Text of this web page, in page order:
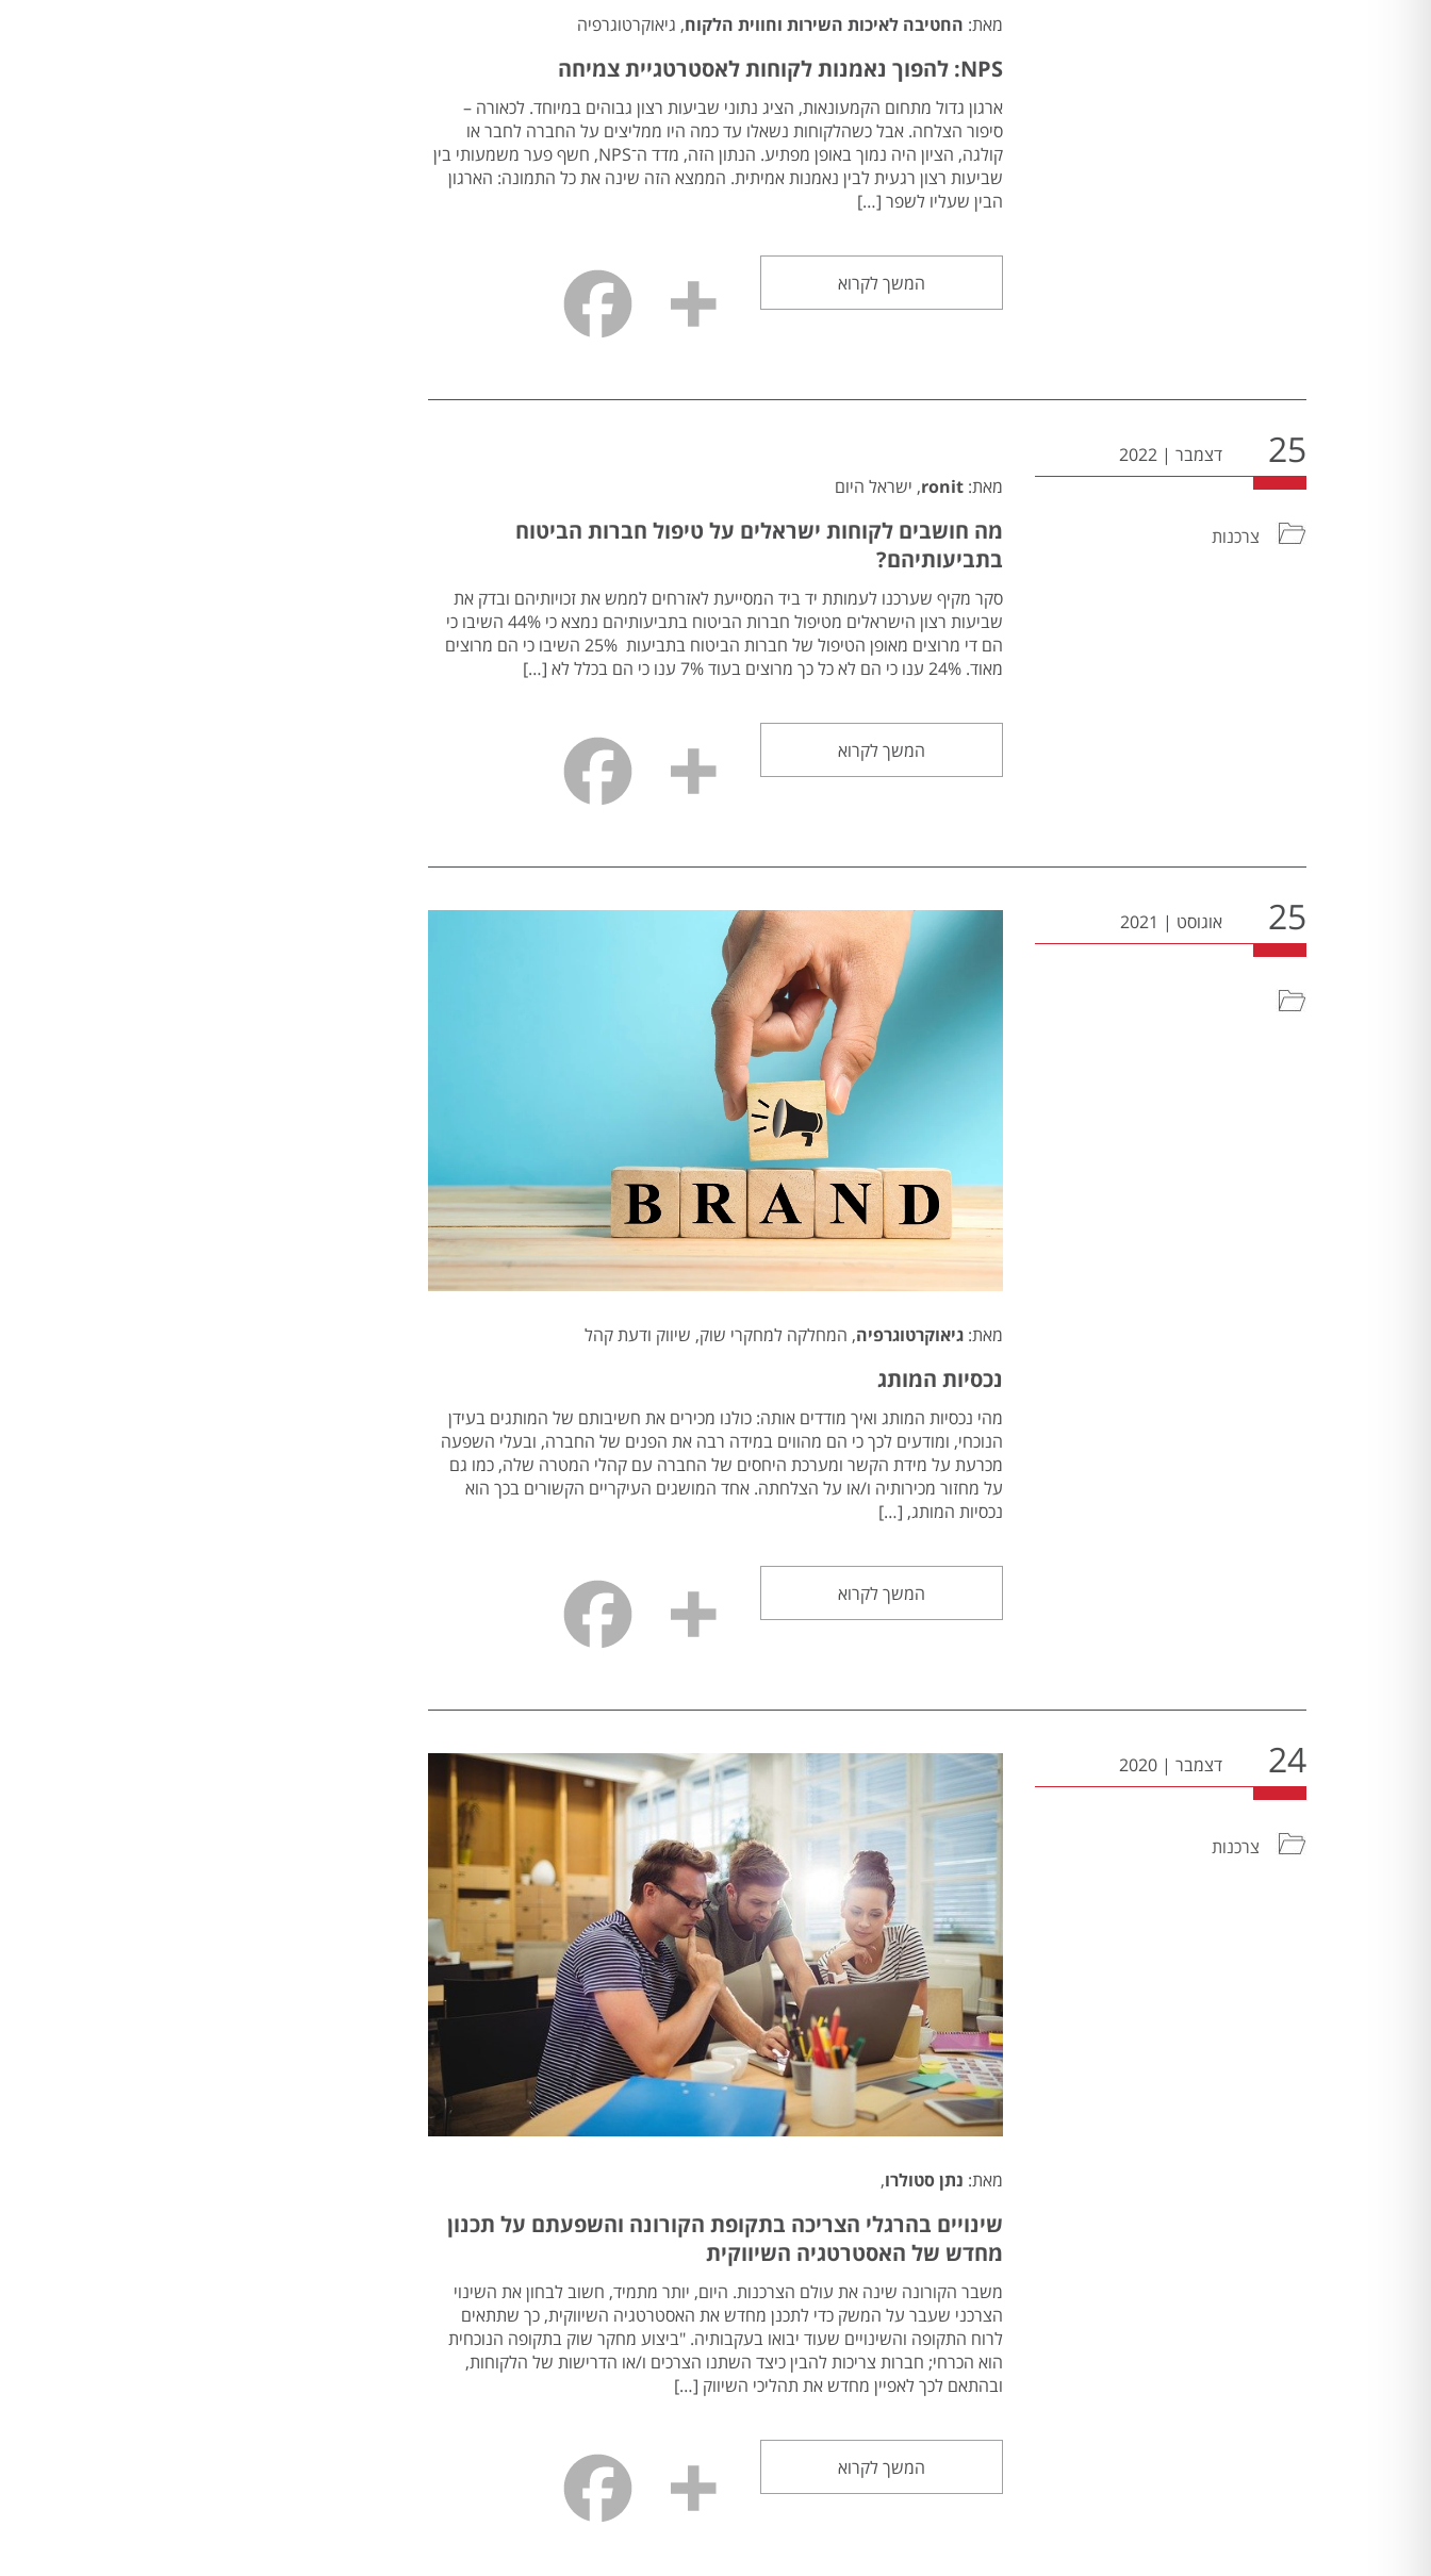
מאת: החטיבה לאיכות השירות וחווית הלקוח, גיאוקרטוגרפיה
NPS: להפוך נאמנות לקוחות לאסטרטגיית צמיחה
ארגון גדול מתחום הקמעונאות, הציג נתוני שביעות רצון גבוהים במיוחד. לכאורה –
סיפור הצלחה. אבל כשהלקוחות נשאלו עד כמה היו ממליצים על החברה לחבר או
קולגה, הציון היה נמוך באופן מפתיע. הנתון הזה, מדד ה־NPS, חשף פער משמעותי בין
שביעות רצון רגעית לבין נאמנות אמיתית. הממצא הזה שינה את כל התמונה: הארגון
הבין שעליו לשפר […]
המשך לקרוא
25 דצמבר |
2022
צרכנות
מאת: ronit, ישראל היום
מה חושבים לקוחות ישראלים על טיפול חברות הביטוח
בתביעותיהם?
סקר מקיף שערכנו לעמותת יד ביד המסייעת לאזרחים לממש את זכויותיהם ובדק את
שביעות רצון הישראלים מטיפול חברות הביטוח בתביעותיהם נמצא כי 44% השיבו כי
הם די מרוצים מאופן הטיפול של חברות הביטוח בתביעות 25% השיבו כי הם מרוצים
מאוד. 24% ענו כי הם לא כל כך מרוצים בעוד 7% ענו כי הם בכלל לא […]
המשך לקרוא
25 אוגוסט |
2021
מאת: גיאוקרטוגרפיה, המחלקה למחקרי שוק, שיווק ודעת קהל
נכסיות המותג
מהי נכסיות המותג ואיך מודדים אותה: כולנו מכירים את חשיבותם של המותגים בעידן
הנוכחי, ומודעים לכך כי הם מהווים במידה רבה את הפנים של החברה, ובעלי השפעה
מכרעת על מידת הקשר ומערכת היחסים של החברה עם קהלי המטרה שלה, כמו גם
על מחזור מכירותיה ו/או על הצלחתה. אחד המושגים העיקריים הקשורים בכך הוא
נכסיות המותג, […]
המשך לקרוא
24 דצמבר |
2020
צרכנות
מאת: נתן סטולרו,
שינויים בהרגלי הצריכה בתקופת הקורונה והשפעתם על תכנון
מחדש של האסטרטגיה השיווקית
משבר הקורונה שינה את עולם הצרכנות. היום, יותר מתמיד, חשוב לבחון את השינוי
הצרכני שעבר על המשק כדי לתכנן מחדש את האסטרטגיה השיווקית, כך שתתאים
לרוח התקופה והשינויים שעוד יבואו בעקבותיה. "ביצוע מחקר שוק בתקופה הנוכחית
הוא הכרחי; חברות צריכות להבין כיצד השתנו הצרכים ו/או הדרישות של הלקוחות,
ובהתאם לכך לאפיין מחדש את תהליכי השיווק […]
המשך לקרוא